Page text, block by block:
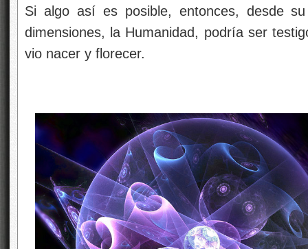
Si algo así es posible, entonces, desde
dimensiones, la Humanidad, podría ser
vio nacer y florecer.